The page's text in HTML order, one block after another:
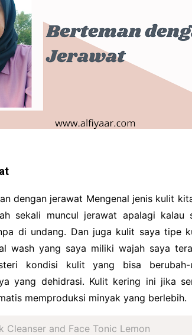
dengan jerawat Mengenal jenis kulit
sekali muncul jerawat apalagi kalau
di undang. Dan juga kulit saya tipe
wash yang saya miliki wajah saya
kondisi kulit yang bisa
yang dehidrasi. Kulit kering ini jika
memproduksi minyak yang berlebih.
Cleanser and Face Tonic Lemon